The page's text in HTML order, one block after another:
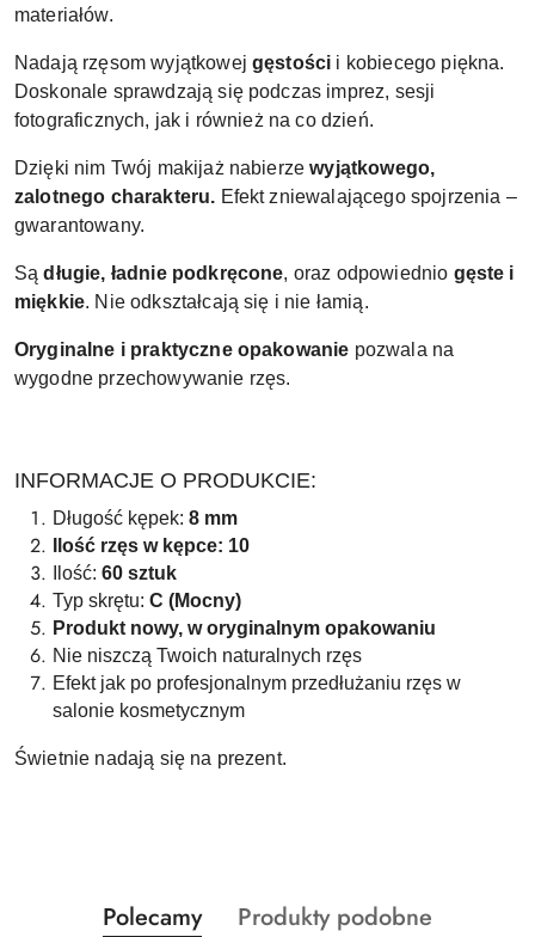
materiałów.
Nadają rzęsom wyjątkowej gęstości i kobiecego piękna.
Doskonale sprawdzają się podczas imprez, sesji
fotograficznych, jak i również na co dzień.
Dzięki nim Twój makijaż nabierzewyjątkowego,
zalotnego charakteru. Efekt zniewalającego spojrzenia –
gwarantowany.
Sądługie, ładnie podkręcone, oraz odpowiednio gęste i
miękkie. Nie odkształcają się i nie łamią.
Oryginalne i praktyczne opakowanie pozwala na
wygodne przechowywanie rzęs.
INFORMACJE O PRODUKCIE:
Długość kępek: 8 mm
Ilość rzęs w kępce: 10
Ilość: 60 sztuk
Typ skrętu: C (Mocny)
Produkt nowy, w oryginalnym opakowaniu
Nie niszczą Twoich naturalnych rzęs
Efekt jak po profesjonalnym przedłużaniu rzęs w
salonie kosmetycznym
Świetnie nadają się na prezent.
Pomiń karuzelę produktów
Produkty
Polecamy
Produkty
Produkty podobne